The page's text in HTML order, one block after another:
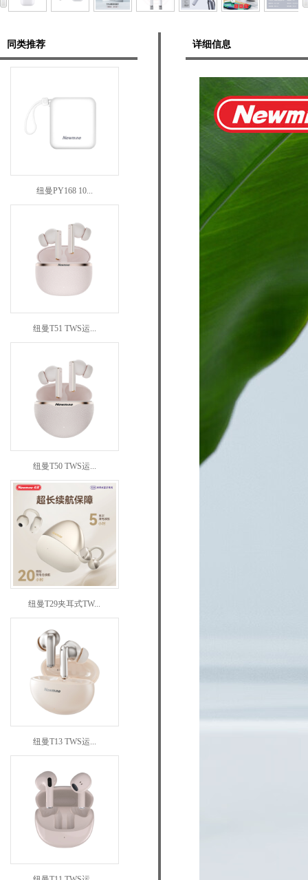
同类推荐
纽曼PY168 10...
纽曼T51 TWS运...
纽曼T50 TWS运...
纽曼T29夹耳式TW...
纽曼T13 TWS运...
详细信息